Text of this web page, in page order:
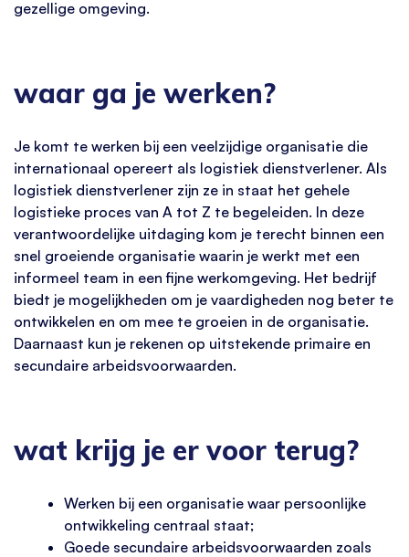
gezellige omgeving.
waar ga je werken?
Je komt te werken bij een veelzijdige organisatie die
internationaal opereert als logistiek dienstverlener. Als
logistiek dienstverlener zijn ze in staat het gehele
logistieke proces van A tot Z te begeleiden. In deze
verantwoordelijke uitdaging kom je terecht binnen een
snel groeiende organisatie waarin je werkt met een
informeel team in een fijne werkomgeving. Het bedrijf
biedt je mogelijkheden om je vaardigheden nog beter te
ontwikkelen en om mee te groeien in de organisatie.
Daarnaast kun je rekenen op uitstekende primaire en
secundaire arbeidsvoorwaarden.
wat krijg je er voor terug?
Werken bij een organisatie waar persoonlijke
ontwikkeling centraal staat;
Goede secundaire arbeidsvoorwaarden zoals